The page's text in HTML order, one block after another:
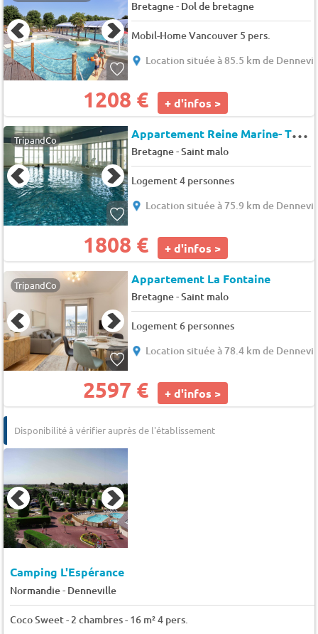
Bretagne- Dol de bretagne
Mobil-Home Vancouver 5 pers.
Location située à 85.5 km de
1208 € + d'infos >
TripandCo A
ppartement Reine Marine- T2 SUD
Bretagne-Saint malo
Logement 4 personnes
Location située à 75.9 km de
1808 € + d'infos >
TripandCo Appartement La Fontaine
Bretagne-Saint malo
Logement 6 personnes
Location située à 78.4 km de
2597 € + d'infos >
Disponibilité à vérifier auprès de l'établissement
Camping L'Espérance
Normandie- Denneville
Coco Sweet - 2 chambres - 16 m² 4 pers.